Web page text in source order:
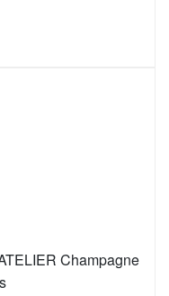
Champagne